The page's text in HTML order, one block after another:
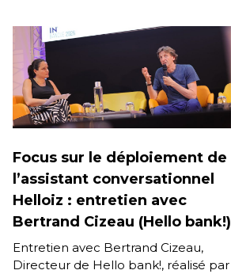
Focus sur le déploiement de
l’assistant conversationnel
Helloiz : entretien avec
Bertrand Cizeau (Hello bank!)
Entretien avec Bertrand Cizeau,
Directeur de Hello bank!, réalisé par